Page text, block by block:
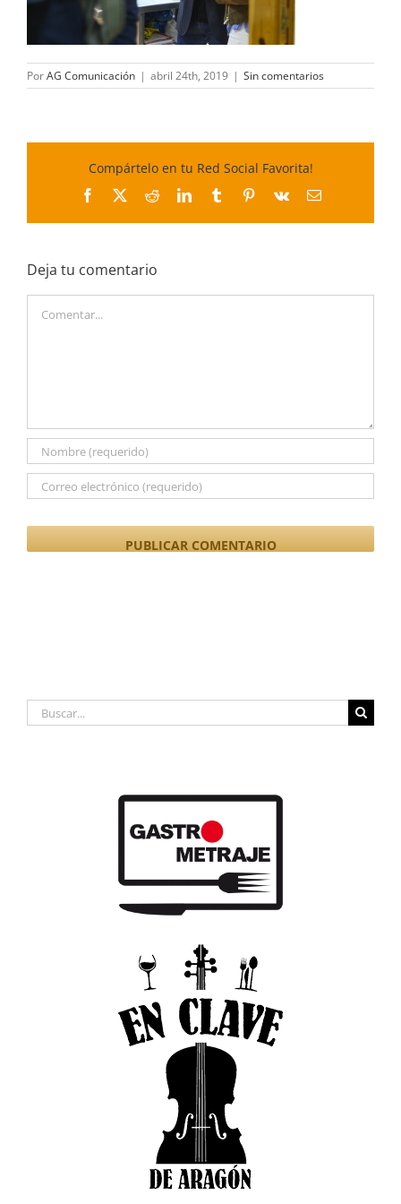
PorAG Comunicación | abril 24th, 2019 | Sin comentarios
Compártelo en tu Red Social Favorita!
Facebook
X RedditLinkedInTumblrPinterest
Vk
Correo
Deja tu comentario
Buscar: